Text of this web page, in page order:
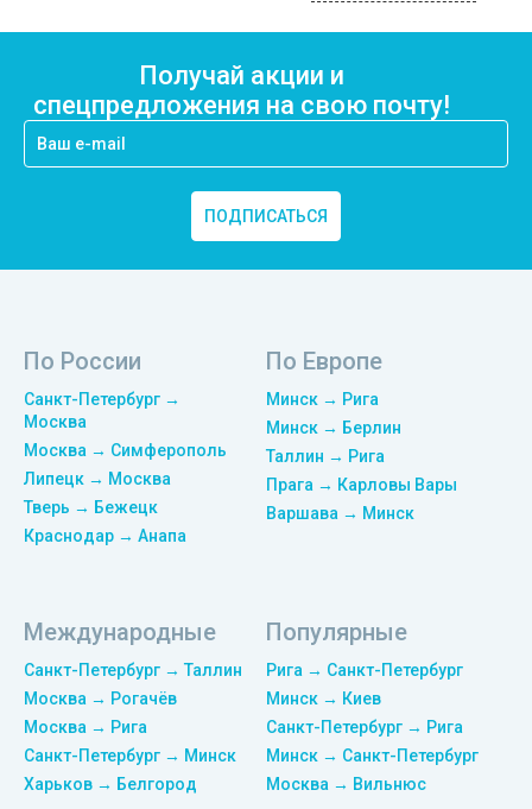
Получай акции и
спецпредложения на свою почту!
ПОДПИСАТЬСЯ
По России
Санкт-Петербург →
Москва
Москва → Симферополь
Липецк → Москва
Тверь → Бежецк
Краснодар → Анапа
По Европе
Минск → Рига
Минск → Берлин
Таллин → Рига
Прага → Карловы Вары
Варшава → Минск
Международные
Санкт-Петербург → Таллин
Москва → Рогачёв
Москва → Рига
Санкт-Петербург → Минск
Харьков → Белгород
Популярные
Рига → Санкт-Петербург
Минск → Киев
Санкт-Петербург → Рига
Минск → Санкт-Петербург
Москва → Вильнюс